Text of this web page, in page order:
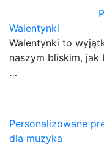
Walentynki
Walentynki to
naszym bliskim,
…
wpisu
Personalizowane
dla muzyka